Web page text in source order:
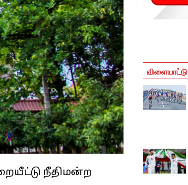
நீதிமன்ற
விளையாட்டு